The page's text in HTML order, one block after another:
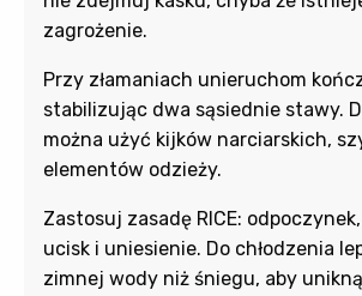
zagrożenie.
Przy złamaniach unieruchom
stabilizując dwa sąsiednie stawy.
można użyć kijków narciarskich,
elementów odzieży.
Zastosuj zasadę RICE:
ucisk i uniesienie. Do chłodzenia
zimnej wody niż śniegu, aby